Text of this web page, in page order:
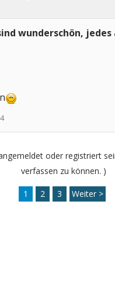
wunderschön, jedes
oder registriert
verfassen zu können. )
1 2 3 Weiter >